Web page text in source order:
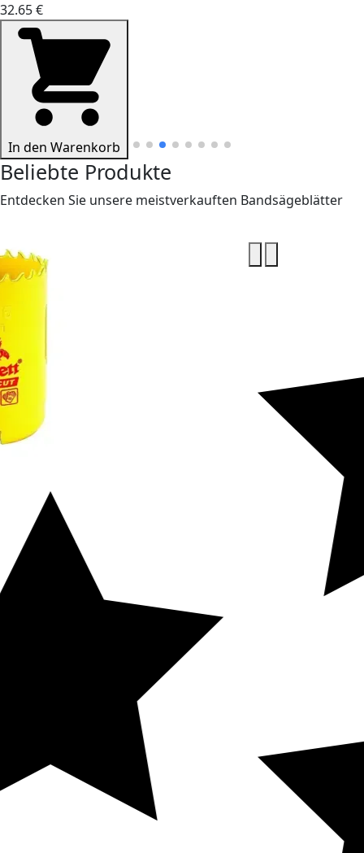
32.65 €
In den Warenkorb
Beliebte Produkte
Entdecken Sie unsere meistverkauften Bandsägeblätter